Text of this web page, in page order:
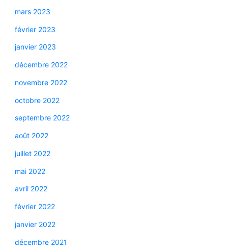
mars 2023
février 2023
janvier 2023
décembre 2022
novembre 2022
octobre 2022
septembre 2022
août 2022
juillet 2022
mai 2022
avril 2022
février 2022
janvier 2022
décembre 2021